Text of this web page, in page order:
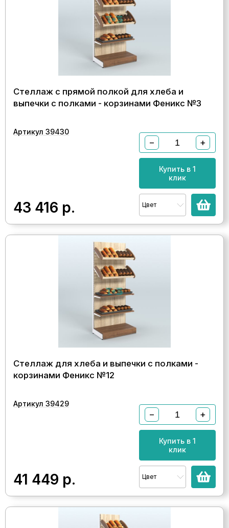
Стеллаж с прямой полкой для хлеба и
выпечки с полками - корзинами Феникс №3
Артикул 39430
43 416 р.
− +
Купить в 1
клик
Цвет
Стеллаж для хлеба и выпечки с полками -
корзинами Феникс №12
Артикул 39429
41 449 р.
− +
Купить в 1
клик
Цвет